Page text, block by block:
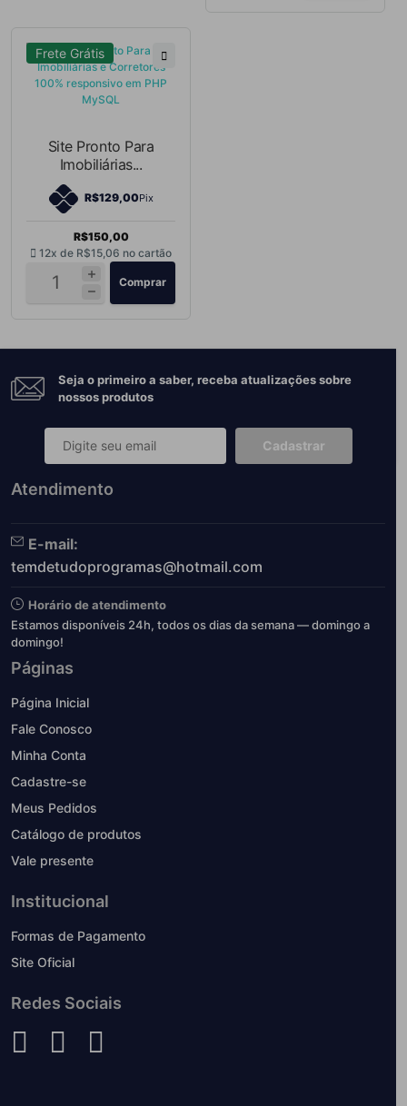
Frete Grátis
Site Pronto Para
Imobiliárias...
R$129,00Pix
R$150,00
12x de R$15,06 no cartão
Comprar
Seja o primeiro a saber, receba atualizações sobre
nossos produtos
Cadastrar
Atendimento
E-mail:
temdetudoprogramas@hotmail.com
Horário de atendimento
Estamos disponíveis 24h, todos os dias da semana — domingo a
domingo!
Páginas
Página Inicial
Fale Conosco
Minha Conta
Cadastre-se
Meus Pedidos
Catálogo de produtos
Vale presente
Institucional
Formas de Pagamento
Site Oficial
Redes Sociais